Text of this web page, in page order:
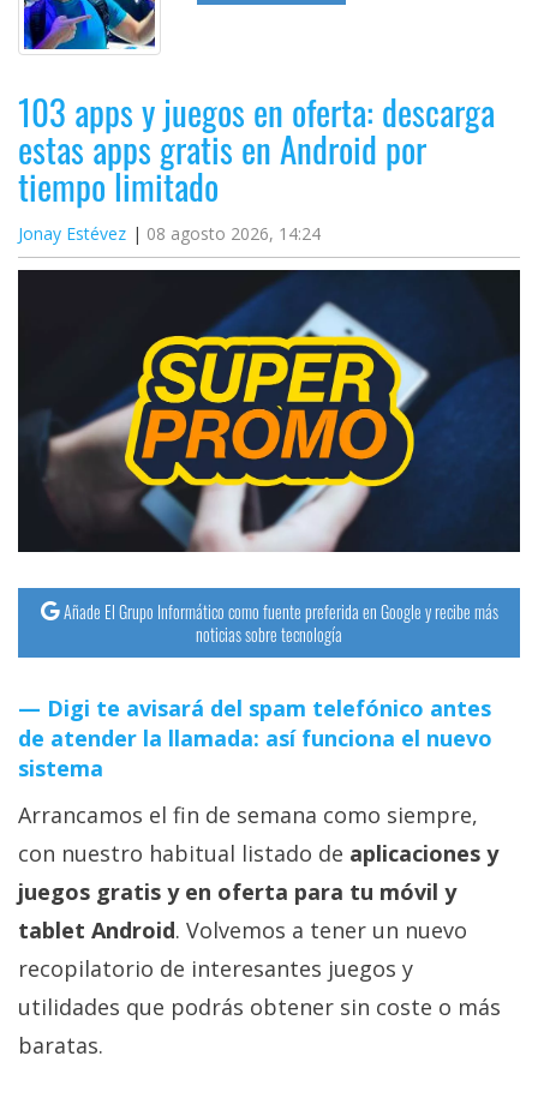
103 apps y juegos en oferta: descarga
estas apps gratis en Android por
tiempo limitado
Jonay Estévez 08 agosto 2026, 14:24
Añade El Grupo Informático como fuente preferida en Google y recibe más
noticias sobre tecnología
Digi te avisará del spam telefónico antes
de atender la llamada: así funciona el nuevo
sistema
Arrancamos el fin de semana como siempre,
con nuestro habitual listado de aplicaciones y
juegos gratis y en oferta para tu móvil y
tablet Android. Volvemos a tener un nuevo
recopilatorio de interesantes juegos y
utilidades que podrás obtener sin coste o más
baratas.